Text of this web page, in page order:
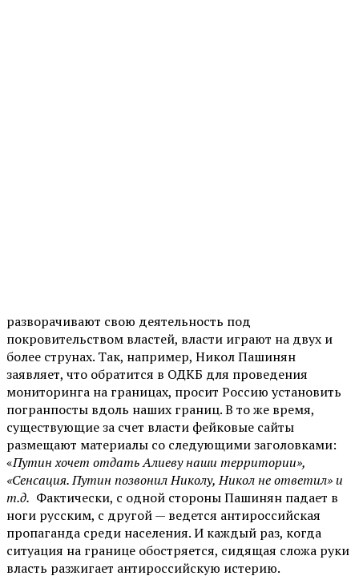
разворачивают свою деятельность под
покровительством властей, власти играют на двух и
более струнах. Так, например, Никол Пашинян
заявляет, что обратится в ОДКБ для проведения
мониторинга на границах, просит Россию установить
погранпосты вдоль наших границ. В то же время,
существующие за счет власти фейковые сайты
размещают материалы со следующими заголовками:
«Путин хочет отдать Алиеву наши территории»,
«Сенсация. Путин позвонил Николу, Никол не ответил» и
т.д. Фактически, с одной стороны Пашинян падает в
ноги русским, с другой — ведется антироссийская
пропаганда среди населения. И каждый раз, когда
ситуация на границе обостряется, сидящая сложа руки
власть разжигает антироссийскую истерию.